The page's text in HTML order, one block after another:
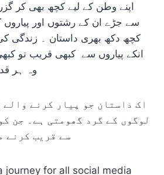
اپنے وطن کے لیے کچھ بھی کر
سے جڑے ان کے رشتوں اور پیاروں
کچھ دکھ بھری داستان ۔ زندگی
انکے پیاروں سے کبھی قریب تو
وہ ہر
اک داستان جو پیار کرنے
لوگوں کے گرد گھومتی ہے۔ جن
سے قریب کرنے
journey for all social media